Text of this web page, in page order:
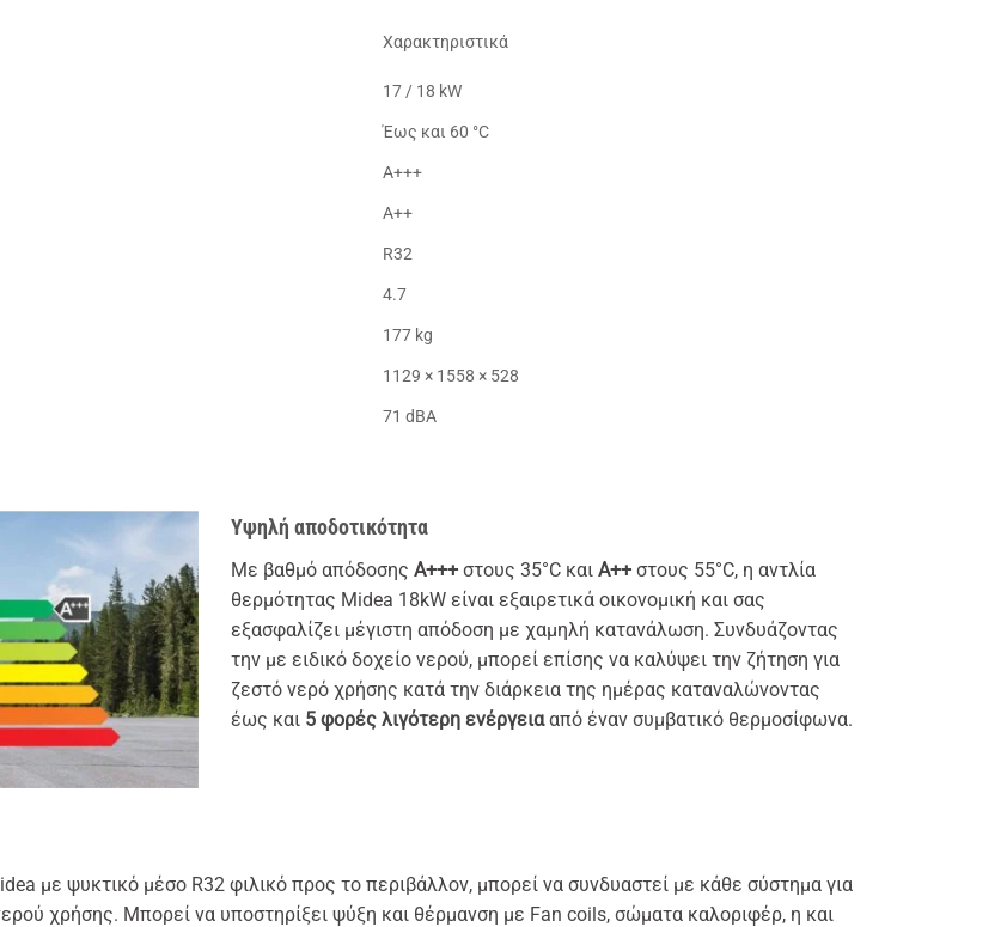
Χαρακτηριστικά
17 / 18 kW
Έως και 60 °C
Α+++
Α++
R32
4.7
177 kg
1129 × 1558 × 528
71 dΒA
Υψηλή αποδοτικότητα
Με βαθμό απόδοσης Α+++ στους 35°C και Α++ στους 55°C, η αντλία
θερμότητας Midea 18kW είναι εξαιρετικά οικονομική και σας
εξασφαλίζει μέγιστη απόδοση με χαμηλή κατανάλωση. Συνδυάζοντας
την με ειδικό δοχείο νερού, μπορεί επίσης να καλύψει την ζήτηση για
ζεστό νερό χρήσης κατά την διάρκεια της ημέρας καταναλώνοντας
έως και 5 φορές λιγότερη ενέργειααπό έναν συμβατικό θερμοσίφωνα.
με ψυκτικό μέσο R32 φιλικό προς το περιβάλλον, μπορεί να συνδυαστεί με κάθε σύστημα για
χρήσης. Μπορεί να υποστηρίξει ψύξη και θέρμανση με Fan coils, σώματα καλοριφέρ, η και